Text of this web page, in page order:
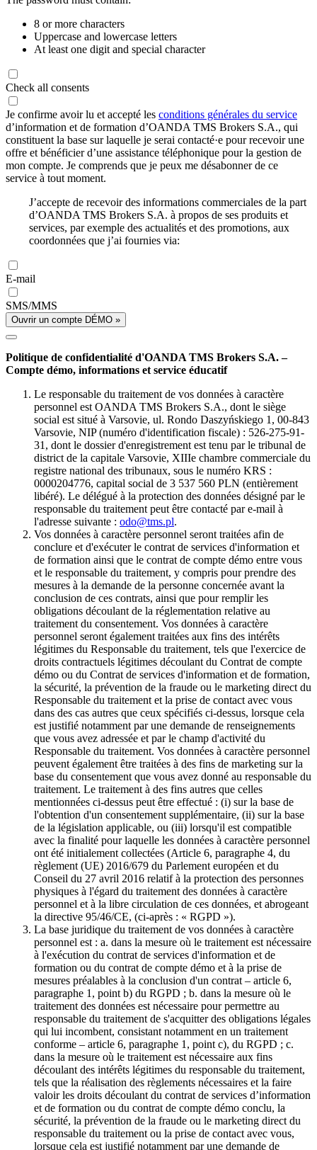
8 or more characters
Uppercase and lowercase letters
At least one digit and special character
Check all consents
Je confirme avoir lu et accepté les conditions générales du service
d’information et de formation d’OANDA TMS Brokers S.A., qui
constituent la base sur laquelle je serai contacté·e pour recevoir une
offre et bénéficier d’une assistance téléphonique pour la gestion de
mon compte. Je comprends que je peux me désabonner de ce
service à tout moment.
J’accepte de recevoir des informations commerciales de la part
d’OANDA TMS Brokers S.A. à propos de ses produits et
services, par exemple des actualités et des promotions, aux
coordonnées que j’ai fournies via:
E-mail
SMS/MMS
Ouvrir un compte DÉMO »
Politique de confidentialité d'OANDA TMS Brokers S.A. –
Compte démo, informations et service éducatif
Le responsable du traitement de vos données à caractère
personnel est OANDA TMS Brokers S.A., dont le siège
social est situé à Varsovie, ul. Rondo Daszyńskiego 1, 00-843
Varsovie, NIP (numéro d'identification fiscale) : 526-275-91-
31, dont le dossier d'enregistrement est tenu par le tribunal de
district de la capitale Varsovie, XIIIe chambre commerciale du
registre national des tribunaux, sous le numéro KRS :
0000204776, capital social de 3 537 560 PLN (entièrement
libéré). Le délégué à la protection des données désigné par le
responsable du traitement peut être contacté par e-mail à
l'adresse suivante : odo@tms.pl.
Vos données à caractère personnel seront traitées afin de
conclure et d'exécuter le contrat de services d'information et
de formation ainsi que le contrat de compte démo entre vous
et le responsable du traitement, y compris pour prendre des
mesures à la demande de la personne concernée avant la
conclusion de ces contrats, ainsi que pour remplir les
obligations découlant de la réglementation relative au
traitement du consentement. Vos données à caractère
personnel seront également traitées aux fins des intérêts
légitimes du Responsable du traitement, tels que l'exercice de
droits contractuels légitimes découlant du Contrat de compte
démo ou du Contrat de services d'information et de formation,
la sécurité, la prévention de la fraude ou le marketing direct du
Responsable du traitement et la prise de contact avec vous
dans des cas autres que ceux spécifiés ci-dessus, lorsque cela
est justifié notamment par une demande de renseignements
que vous avez adressée et par le champ d'activité du
Responsable du traitement. Vos données à caractère personnel
peuvent également être traitées à des fins de marketing sur la
base du consentement que vous avez donné au responsable du
traitement. Le traitement à des fins autres que celles
mentionnées ci-dessus peut être effectué : (i) sur la base de
l'obtention d'un consentement supplémentaire, (ii) sur la base
de la législation applicable, ou (iii) lorsqu'il est compatible
avec la finalité pour laquelle les données à caractère personnel
ont été initialement collectées (Article 6, paragraphe 4, du
règlement (UE) 2016/679 du Parlement européen et du
Conseil du 27 avril 2016 relatif à la protection des personnes
physiques à l'égard du traitement des données à caractère
personnel et à la libre circulation de ces données, et abrogeant
la directive 95/46/CE, (ci-après : « RGPD »).
La base juridique du traitement de vos données à caractère
personnel est : a. dans la mesure où le traitement est nécessaire
à l'exécution du contrat de services d'information et de
formation ou du contrat de compte démo et à la prise de
mesures préalables à la conclusion d'un contrat – article 6,
paragraphe 1, point b) du RGPD ; b. dans la mesure où le
traitement des données est nécessaire pour permettre au
responsable du traitement de s'acquitter des obligations légales
qui lui incombent, consistant notamment en un traitement
conforme – article 6, paragraphe 1, point c), du RGPD ; c.
dans la mesure où le traitement est nécessaire aux fins
découlant des intérêts légitimes du responsable du traitement,
tels que la réalisation des règlements nécessaires et la faire
valoir les droits découlant du contrat de services d’information
et de formation ou du contrat de compte démo conclu, la
sécurité, la prévention de la fraude ou le marketing direct du
responsable du traitement ou la prise de contact avec vous,
lorsque cela est justifié notamment par une demande de